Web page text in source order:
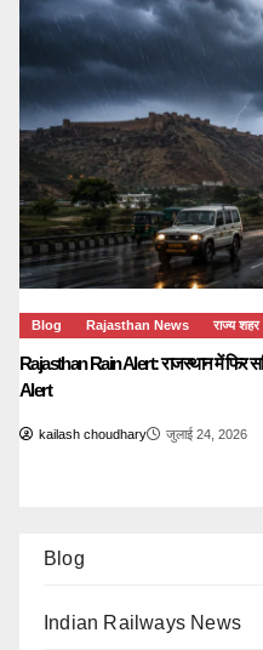
Blog Rajasthan News राज्य शहर
Rajasthan Rain Alert: राजस्थान में फिर
Alert
kailash choudhary जुलाई 24, 2026
Blog
Indian Railways News